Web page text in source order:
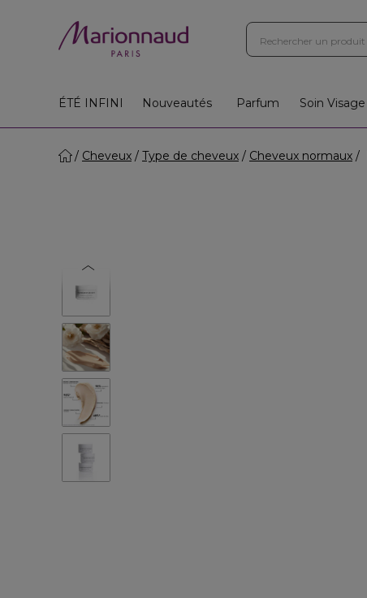
ÉTÉ INFINI Nouveautés Parfum Soin Visage
Cheveux Type de cheveux Cheveux normaux